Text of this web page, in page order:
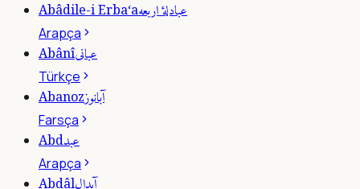
Abâdile-i Erba‘aعبادلۀ اربعه
Arapça
Abânîعبانى
Türkçe
Abanozآبانوز
Farsça
Abdعبد
Arapça
Abdâl